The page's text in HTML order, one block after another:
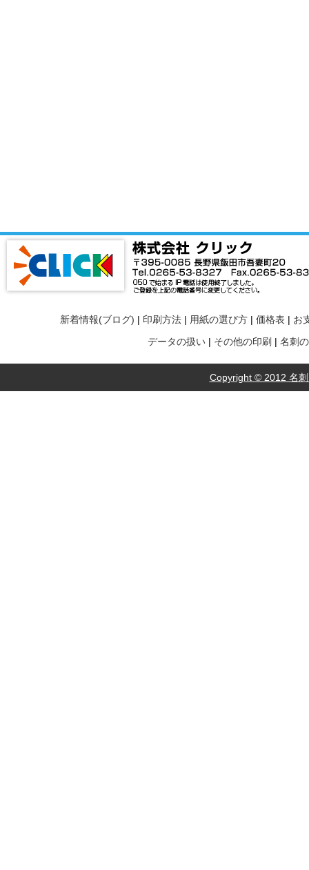
新着情報(ブログ) | 印刷方法 | 用紙の選び方 | 価格表 | お
データの扱い | その他の印刷 | 名刺
Copyright © 2012 名